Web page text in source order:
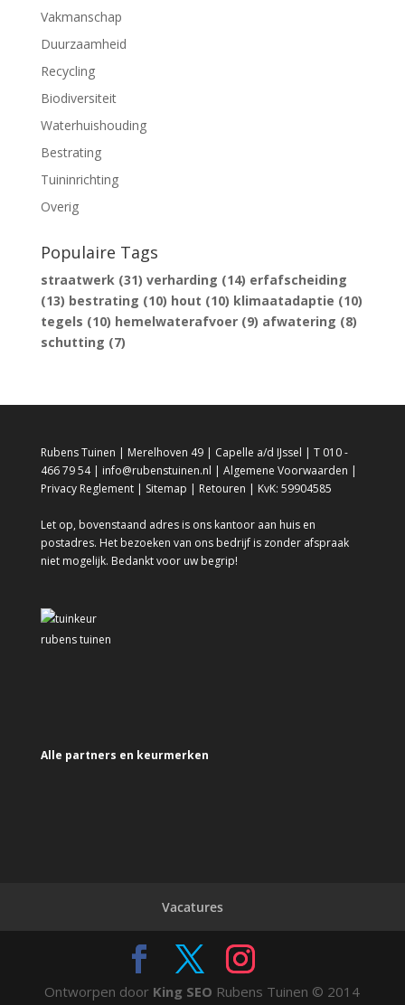
Vakmanschap
Duurzaamheid
Recycling
Biodiversiteit
Waterhuishouding
Bestrating
Tuininrichting
Overig
Populaire Tags
straatwerk(31) verharding (14) erfafscheiding
(13) bestrating (10) hout (10) klimaatadaptie (10)
tegels (10) hemelwaterafvoer(9) afwatering (8)
schutting (7)
Rubens Tuinen | Merelhoven 49 | Capelle a/d IJssel | T 010 -
466 79 54 | info@rubenstuinen.nl | Algemene Voorwaarden
Privacy Reglement| Sitemap Retouren | KvK: 59904585
Let op, bovenstaand adres is ons kantoor aan huis en
postadres. Het bezoeken van ons bedrijf is zonder afspraak
niet mogelijk. Bedankt voor uw begrip!
Alle partners en keurmerken
Vacatures
Ontworpen door King SEO Rubens Tuinen © 2014